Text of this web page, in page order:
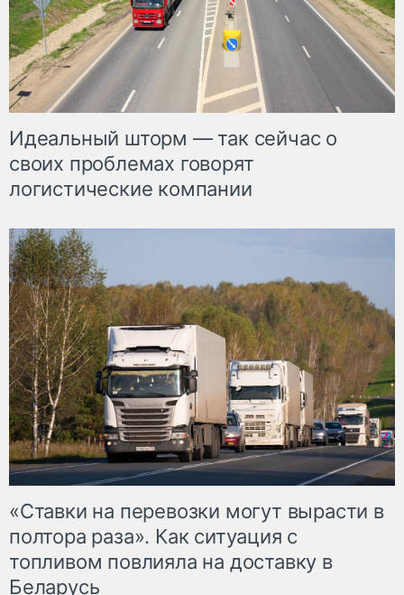
Идеальный шторм — так сейчас о
своих проблемах говорят
логистические компании
«Ставки на перевозки могут вырасти в
полтора раза». Как ситуация с
топливом повлияла на доставку в
Беларусь